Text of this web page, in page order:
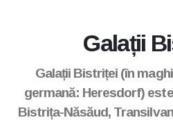
Galații
Galații Bistriței (în
germană: Heresdorf)
Bistrița-Năsăud,